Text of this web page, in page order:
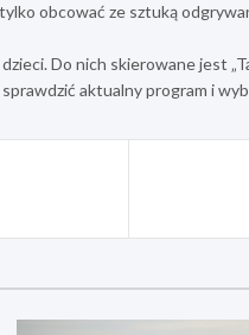
obcować ze sztuką
Do nich skierowane jest
aktualny program i